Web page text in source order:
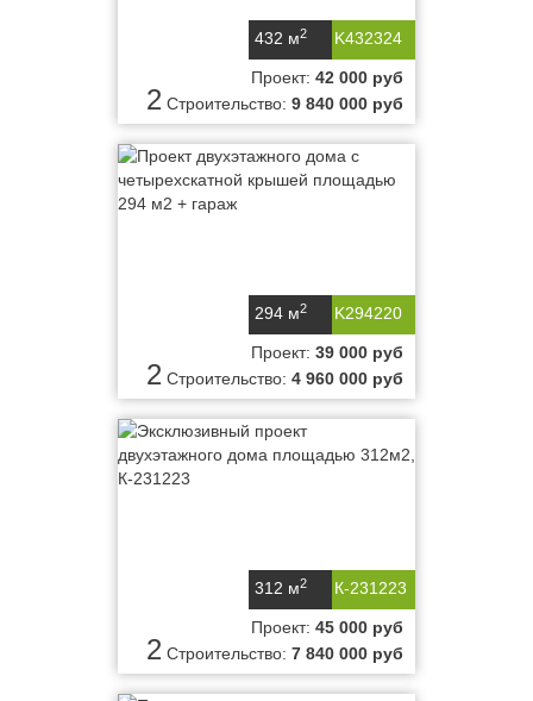
K432324
432 м2
2
Проект: 42 000 руб
Строительство: 9 840 000 руб
K294220
294 м2
2
Проект: 39 000 руб
Строительство: 4 960 000 руб
К-231223
312 м2
2
Проект: 45 000 руб
Строительство: 7 840 000 руб